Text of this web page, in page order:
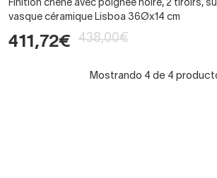
Finition chêne avec poignée noire, 2 tiroirs,
vasque céramique Lisboa 36Øx14 cm
411,72€ 438,00€
Mostrando 4 de 4